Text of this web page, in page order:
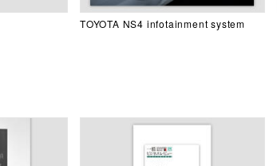
TOYOTA NS4 infotainment system